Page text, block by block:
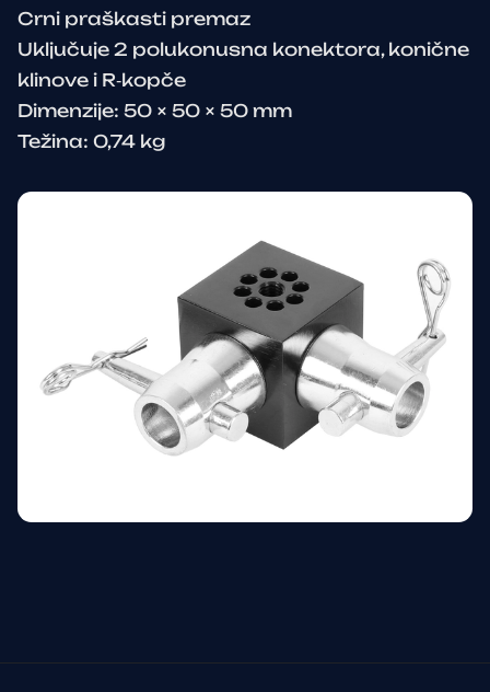
Crni praškasti premaz
Uključuje 2 polukonusna konektora, konične
klinove i R‑kopče
Dimenzije: 50 × 50 × 50 mm
Težina: 0,74 kg